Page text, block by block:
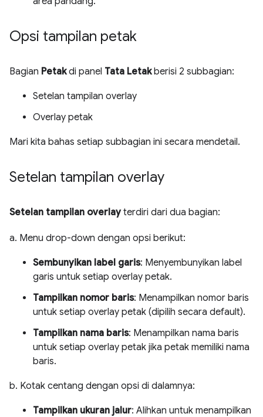
Opsi tampilan petak
Bagian Petakdi panel Tata Letakberisi 2 subbagian:
Setelan tampilan overlay
Overlay petak
Mari kita bahas setiap subbagian ini secara mendetail.
Setelan tampilan overlay
Setelan tampilan overlayterdiri dari dua bagian:
a. Menu drop-down dengan opsi berikut:
Sembunyikan label garis: Menyembunyikan label
garis untuk setiap overlay petak.
Tampilkan nomor baris: Menampilkan nomor baris
untuk setiap overlay petak (dipilih secara default).
Tampilkan nama baris: Menampilkan nama baris
untuk setiap overlay petak jika petak memiliki nama
baris.
b. Kotak centang dengan opsi di dalamnya:
Tampilkan ukuran jalur: Alihkan untuk menampilkan